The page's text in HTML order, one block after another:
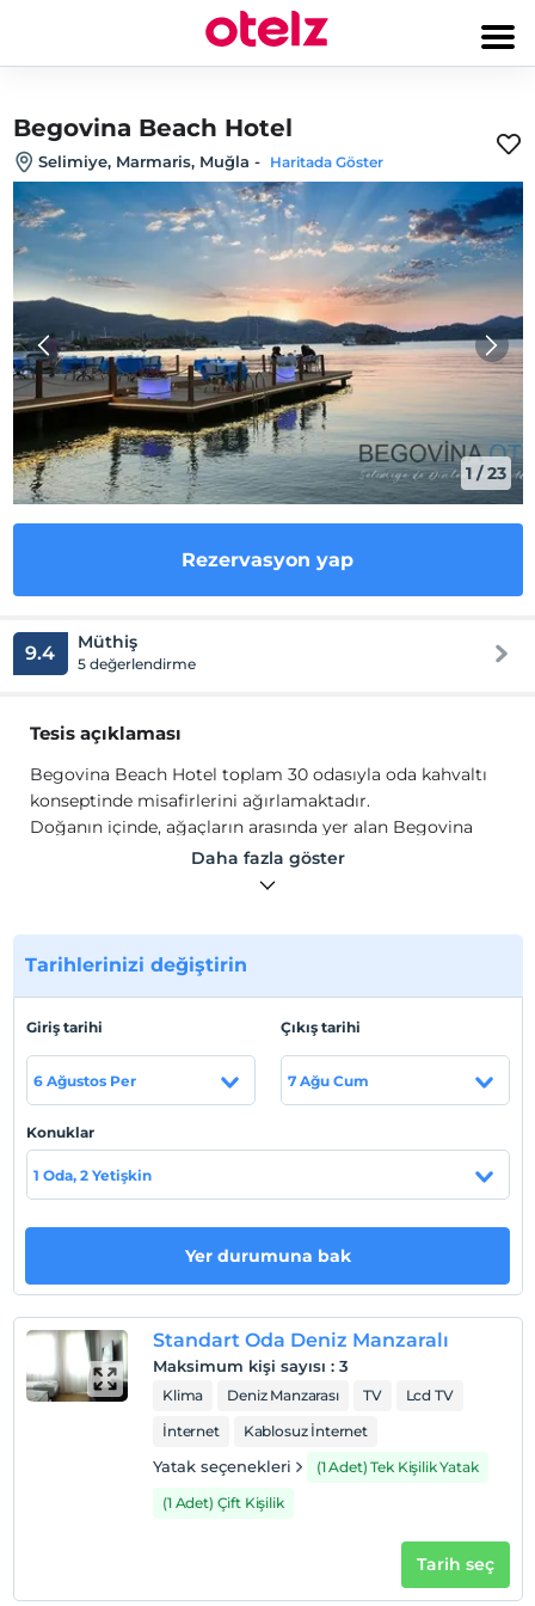
Begovina Beach Hotel
Selimiye, Marmaris, Muğla - Haritada Göster
1 /23
Rezervasyon yap
9.4 Müthiş
5 değerlendirme
Tesis açıklaması
Begovina Beach Hotel toplam 30 odasıyla oda kahvaltı
konseptinde misafirlerini ağırlamaktadır.
Doğanın içinde, ağaçların arasında yer alan Begovina
in bütün odalarında; bir çalışma masası,
uydu kanallı televizyon ve balkon bulunmaktadır. Otel
Otelin deniz manzaralı açık hava restoranında günlük
açık büfe kahvaltı servis edilmektedir. Diğer öğünlerde
ücretsiz otopark imkanı yer almaktadır.
Tesis lokasyon bilgileri
konumlanmaktadır.
Haritada Göster
Otel koşulları
Check/in
En erken saat 14:00 ve sonrası
Evcil hayvan kabul edilmemektedir.
Daha fazla göster
Tarihlerinizi değiştirin
Giriş tarihi
6 Ağustos Per
Çıkış tarihi
7 Ağu Cum
Konuklar
1 Oda, 2 Yetişkin
Yer durumuna bak
Standart Oda Deniz Manzaralı
Maksimum kişi sayısı : 3
Klima Deniz Manzarası TV
Lcd TV
İnternet
Kablosuz İnternet
Yatak seçenekleri
(1 Adet) Tek Kişilik Yatak
(1 Adet) Çift Kişilik
Tarih seç